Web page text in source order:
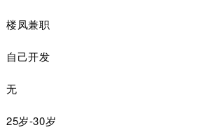
楼凤兼职
自己开发
无
25岁-30岁